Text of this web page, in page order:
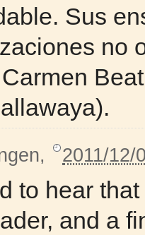
Sus
no
, 2011/12/
to hear
and a